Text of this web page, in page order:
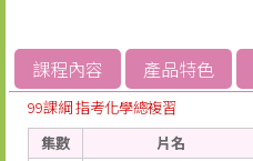
課程內容 產品特色
99課綱 指考化學總複習
集數
片名